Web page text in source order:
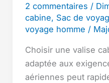
Idéal
en
2026
2 commentaires /
cabine, Sac de
voyage homme /
Choisir une valise
adaptée aux
aériennes peut